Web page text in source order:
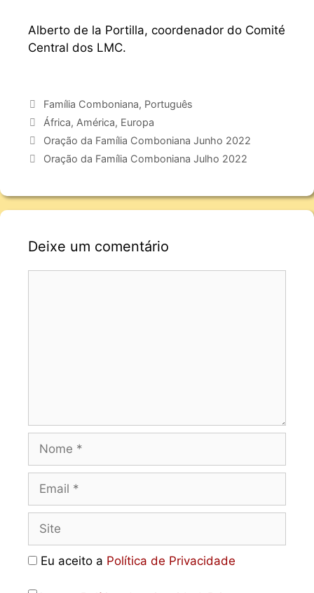
Alberto de la Portilla, coordenador do Comité
Central dos LMC.
Família Comboniana, Português
África, América, Europa
Oração da Família Comboniana Junho 2022
Oração da Família Comboniana Julho 2022
Deixe um comentário
Eu aceito a Política de Privacidade